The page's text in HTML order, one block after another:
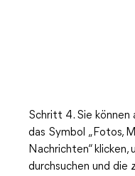
Schritt 4. Sie
das Symbol „Fotos,
Nachrichten“
durchsuchen und die